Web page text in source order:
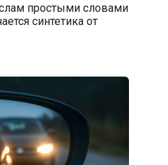
простыми словами
синтетика от